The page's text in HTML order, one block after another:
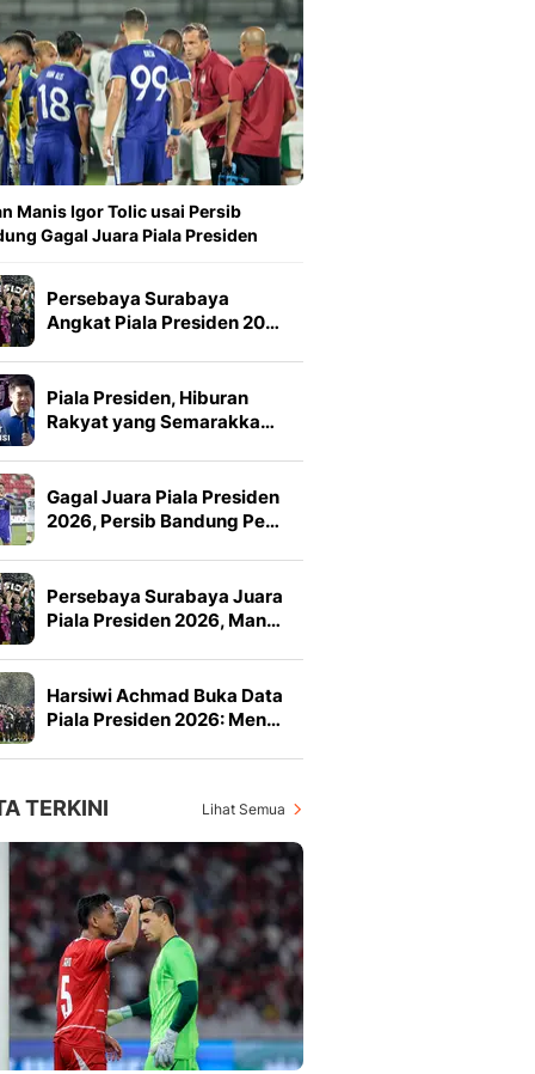
Manis Igor Tolic usai Persib
Gagal Juara Piala Presiden
Persebaya Surabaya
Angkat Piala Presiden 20…
Piala Presiden, Hiburan
Rakyat yang Semarakka…
Gagal Juara Piala Presiden
2026, Persib Bandung Pe…
Persebaya Surabaya Juara
Piala Presiden 2026, Man…
Harsiwi Achmad Buka Data
Piala Presiden 2026: Men…
TERKINI Lihat Semua